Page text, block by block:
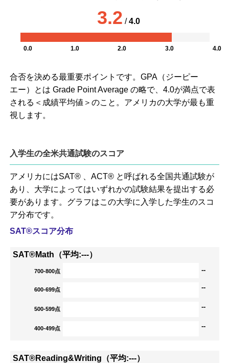
3.2 /4.0
0.0 1.0 2.0 3.0 4.0
合否を決める最重要ポイントです。GPA（ジーピー
エー）とは Grade Point Average の略で、4.0が満点で表
される＜成績平均値＞のこと。アメリカの大学が最も重
視します。
入学生の全米共通試験のスコア
アメリカにはSAT® 、ACT® と呼ばれる全国共通試験が
あり、大学によってはいずれかの試験結果を提出する必
要があります。グラフはこの大学に入学した学生のスコ
ア分布です。
SAT®スコア分布
SAT®Math（平均:---）
700-800点 --
600-699点 --
500-599点 --
400-499点 --
SAT®Reading&Writing（平均:---）